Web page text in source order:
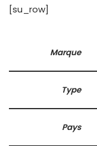
[su_row]
Marque
Type
Pays